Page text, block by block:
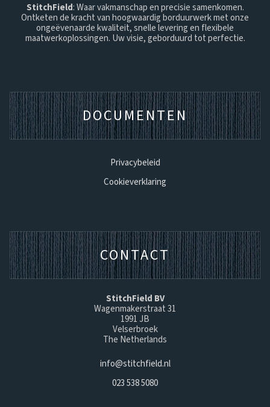
StitchField: Waar vakmanschap en precisie samenkomen.
Ontketen de kracht van hoogwaardig borduurwerk met onze
ongeëvenaarde kwaliteit, snelle levering en flexibele
maatwerkoplossingen. Uw visie, geborduurd tot perfectie.
DOCUMENTEN
Privacybeleid
Cookieverklaring
CONTACT
StitchField BV
Wagenmakerstraat 31
1991 JB
Velserbroek
The Netherlands
info@stitchfield.nl
023 538 5080